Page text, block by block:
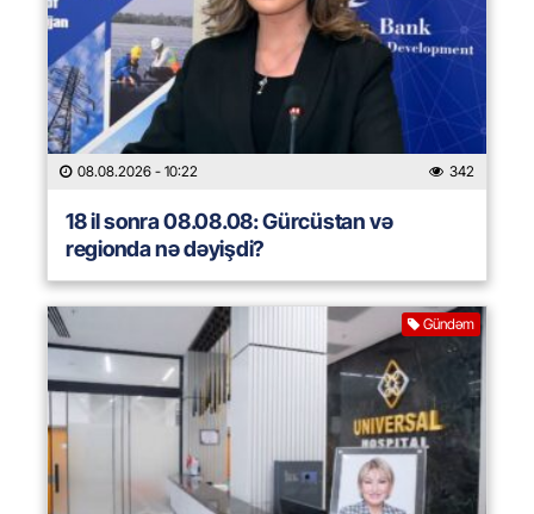
08.08.2026 - 10:22 342
18 il sonra 08.08.08: Gürcüstan və
regionda nə dəyişdi?
Gündəm